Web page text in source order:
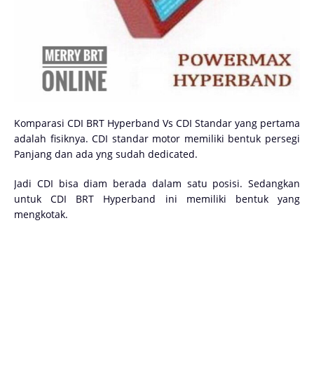
Komparasi CDI BRT Hyperband Vs CDI Standar yang pertama
adalah fisiknya. CDI standar motor memiliki bentuk persegi
Panjang dan ada yng sudah dedicated.
Jadi CDI bisa diam berada dalam satu posisi. Sedangkan
untuk CDI BRT Hyperband ini memiliki bentuk yang
mengkotak.